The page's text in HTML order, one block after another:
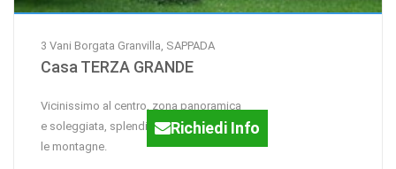
3 Vani Borgata Granvilla, SAPPADA
Casa TERZA GRANDE
Vicinissimo al centro, zona panoramica
e soleggiata, splendida vista sui prati e
le montagne.
Richiedi Info